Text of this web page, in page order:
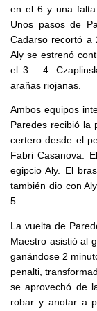
en el 6 y una falta
Unos pasos de
Cadarso recortó a
Aly se estrenó
el 3 – 4.
arañas riojanas.
Ambos equipos
Paredes recibió la
certero desde el
Fabri Casanova.
egipcio Aly. El
también dio con
5.
La vuelta de
Maestro asistió al
ganándose 2
penalti,
se aprovechó de
robar y anotar a